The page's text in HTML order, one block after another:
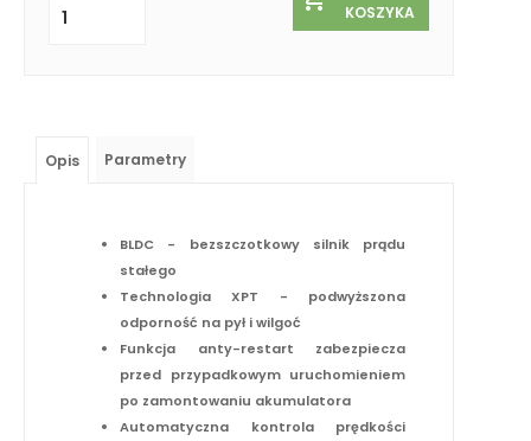
KOSZYKA
Opis Parametry
BLDC - bezszczotkowy silnik prądu
stałego
Technologia XPT - podwyższona
odporność na pył i wilgoć
Funkcja anty-restart zabezpiecza
przed przypadkowym uruchomieniem
po zamontowaniu akumulatora
Automatyczna kontrola prędkości